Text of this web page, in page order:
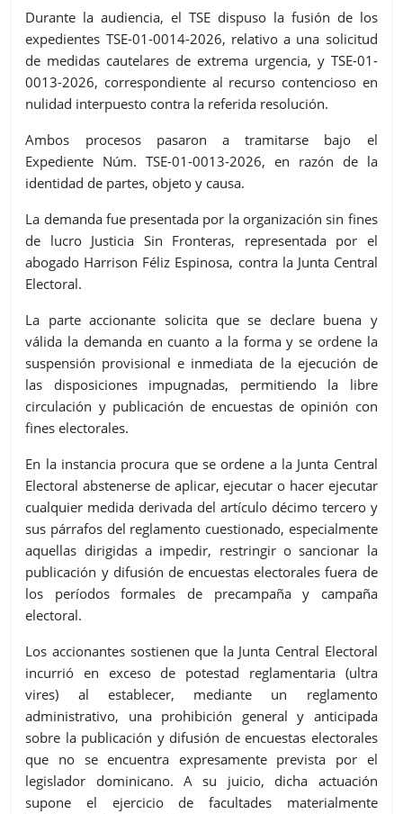
Durante la audiencia, el TSE dispuso la fusión de los
expedientes TSE-01-0014-2026, relativo a una solicitud
de medidas cautelares de extrema urgencia, y TSE-01-
0013-2026, correspondiente al recurso contencioso en
nulidad interpuesto contra la referida resolución.
Ambos procesos pasaron a tramitarse bajo el
Expediente Núm. TSE-01-0013-2026, en razón de la
identidad de partes, objeto y causa.
La demanda fue presentada por la organización sin fines
de lucro Justicia Sin Fronteras, representada por el
abogado Harrison Féliz Espinosa, contra la Junta Central
Electoral.
La parte accionante solicita que se declare buena y
válida la demanda en cuanto a la forma y se ordene la
suspensión provisional e inmediata de la ejecución de
las disposiciones impugnadas, permitiendo la libre
circulación y publicación de encuestas de opinión con
fines electorales.
En la instancia procura que se ordene a la Junta Central
Electoral abstenerse de aplicar, ejecutar o hacer ejecutar
cualquier medida derivada del artículo décimo tercero y
sus párrafos del reglamento cuestionado, especialmente
aquellas dirigidas a impedir, restringir o sancionar la
publicación y difusión de encuestas electorales fuera de
los períodos formales de precampaña y campaña
electoral.
Los accionantes sostienen que la Junta Central Electoral
incurrió en exceso de potestad reglamentaria (ultra
vires) al establecer, mediante un reglamento
administrativo, una prohibición general y anticipada
sobre la publicación y difusión de encuestas electorales
que no se encuentra expresamente prevista por el
legislador dominicano. A su juicio, dicha actuación
supone el ejercicio de facultades materialmente